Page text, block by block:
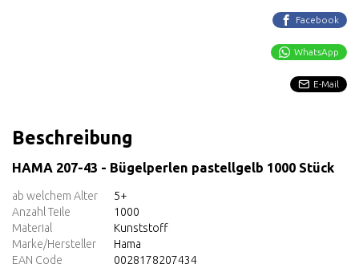
Facebook
WhatsApp
E-Mail
Beschreibung
HAMA 207-43 - Bügelperlen pastellgelb 1000 Stück
ab welchem Alter
5+
Anzahl Teile
1000
Material
Kunststoff
Marke/Hersteller
Hama
EAN Code
0028178207434